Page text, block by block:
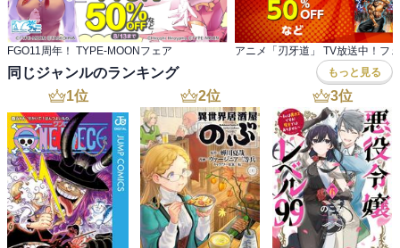
FGO11周年！ TYPE-MOONフェア アニメ「刃牙道」 TV放送中！フ
同じジャンルのランキング もっと見る
1位 2位 3位